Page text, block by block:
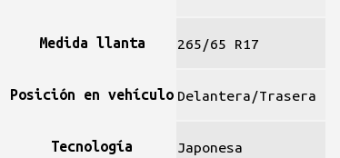
Medida llanta 265/65 R17
Posición en vehículo Delantera/Trasera
Tecnología Japonesa